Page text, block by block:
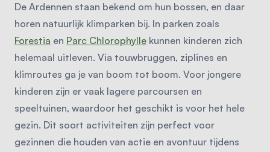
De Ardennen staan bekend om hun bossen, en daar
horen natuurlijk klimparken bij. In parken zoals
Forestia en Parc Chlorophylle kunnen kinderen zich
helemaal uitleven. Via touwbruggen, ziplines en
klimroutes ga je van boom tot boom. Voor jongere
kinderen zijn er vaak lagere parcoursen en
speeltuinen, waardoor het geschikt is voor het hele
gezin. Dit soort activiteiten zijn perfect voor
gezinnen die houden van actie en avontuur tijdens